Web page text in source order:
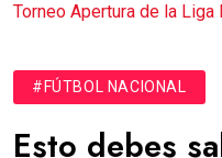
Torneo Apertura de la Liga
#FÚTBOL NACIONAL
Esto debes